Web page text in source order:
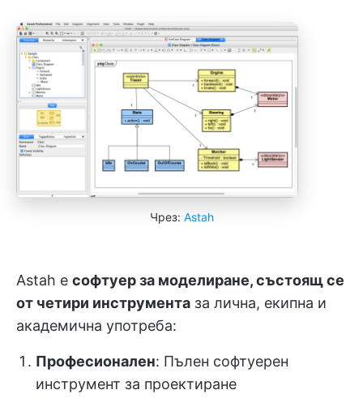
Чрез: Astah
Astah е софтуер за моделиране, състоящ се
от четири инструмента за лична, екипна и
академична употреба:
Професионален: Пълен софтуерен
инструмент за проектиране